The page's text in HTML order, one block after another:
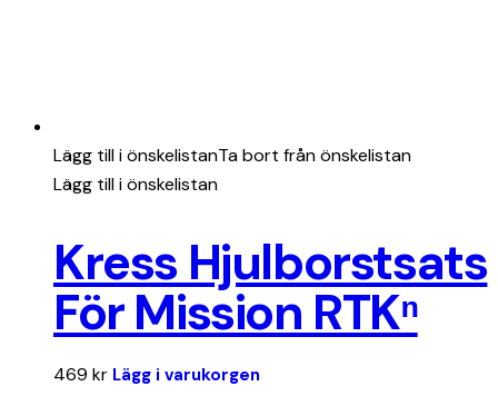
Lägg till i önskelistanTa bort från önskelistan
Lägg till i önskelistan
Kress Hjulborstsats
För Mission RTKⁿ
469 kr Lägg i varukorgen